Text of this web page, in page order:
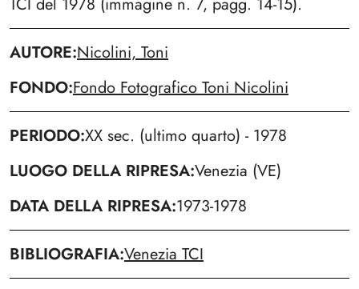
AUTORE Nicolini, Toni
FONDO Fondo Fotografico Toni Nicolini
PERIODO XX sec. (ultimo quarto) - 1978
LUOGO DELLA RIPRESA Venezia (VE)
DATA DELLA RIPRESA 1973-1978
BIBLIOGRAFIA Venezia TCI